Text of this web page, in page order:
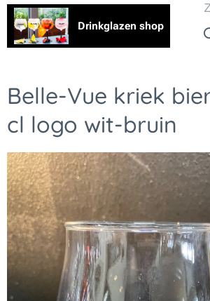
Drinkglazen shop
Belle-Vue kriek
cl logo wit-bruin